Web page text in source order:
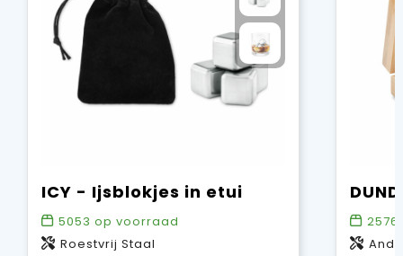
ICY - Ijsblokjes in etui
5053 op voorraad
Roestvrij Staal
2576